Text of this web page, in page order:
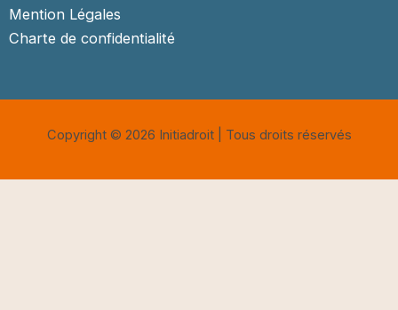
Mention Légales
Charte de confidentialité
Copyright © 2026 Initiadroit | Tous droits réservés